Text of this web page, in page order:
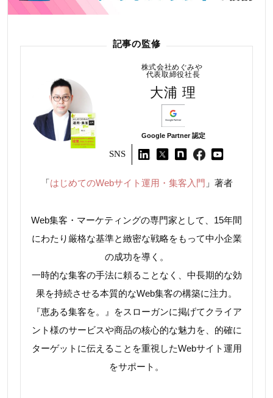
記事の監修
株式会社めぐみや
代表取締役社長
大浦 理
Google Partner 認定
SNS
「はじめてのWebサイト運用・集客入門 」著者
Web集客・マーケティングの専門家として、15年間
にわたり厳格な基準と緻密な戦略をもって中小企業
の成功を導く。
一時的な集客の手法に頼ることなく、中長期的な効
果を持続させる本質的なWeb集客の構築に注力。
『恵ある集客を。』をスローガンに掲げてクライア
ント様のサービスや商品の核心的な魅力を、的確に
ターゲットに伝えることを重視したWebサイト運用
をサポート。